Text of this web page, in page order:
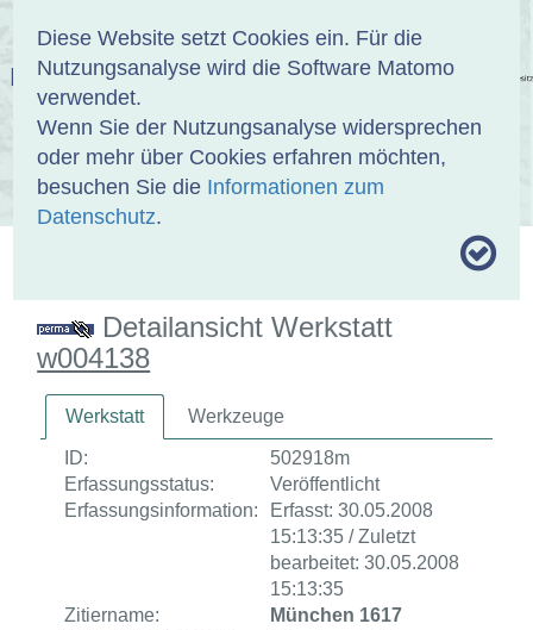
Diese Website setzt Cookies ein. Für die
Nutzungsanalyse wird die Software Matomo
verwendet.
Wenn Sie der Nutzungsanalyse widersprechen
oder mehr über Cookies erfahren möchten,
besuchen Sie die Informationen zum
Datenschutz.
EINBANDDATENBANK
ÜBER UNS SAMMLUNGEN SUCHE
Detailansicht Werkstatt
w004138
Werkstatt Werkzeuge
ID:
502918m
Erfassungsstatus:
Veröffentlicht
Erfassungsinformation:
Erfasst: 30.05.2008
15:13:35 / Zuletzt
bearbeitet: 30.05.2008
15:13:35
Zitiername:
München 1617